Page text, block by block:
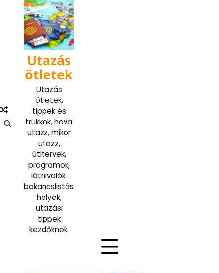
content
Utazás
ötletek
Utazás
ötletek,
tippek és
trükkök, hova
utazz, mikor
utazz,
útitervek,
programok,
látnivalók,
bakancslistás
helyek,
utazási
tippek
kezdőknek.